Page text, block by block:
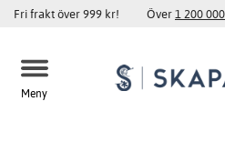
Fri frakt över 999 kr! Över1 200 000
Meny